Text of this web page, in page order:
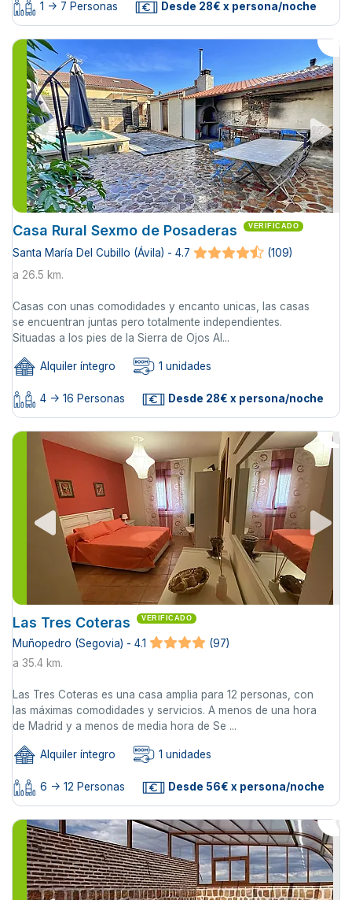
1 -> 7 Personas Desde 28€ x persona/noche
Casa Rural Sexmo de Posaderas VERIFICADO
Santa María Del Cubillo (Ávila) - 4.7
(109)
a 26.5 km.
Casas con unas comodidades y encanto unicas, las casas
se encuentran juntas pero totalmente independientes.
Situadas a los pies de la Sierra de Ojos Al...
Alquiler íntegro 1 unidades
4 -> 16 Personas Desde 28€ x persona/noche
Las Tres Coteras VERIFICADO
Muñopedro (Segovia) - 4.1
(97)
a 35.4 km.
Las Tres Coteras es una casa amplia para 12 personas, con
las máximas comodidades y servicios. A menos de una hora
de Madrid y a menos de media hora de Se ...
Alquiler íntegro 1 unidades
6 -> 12 Personas Desde 56€ x persona/noche